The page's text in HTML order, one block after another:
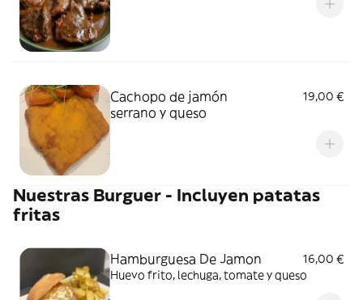
Cachopo de jamón
serrano y queso
19,00 €
Nuestras Burguer - Incluyen patatas
fritas
Hamburguesa De Jamon
16,00 €
Huevo frito, lechuga, tomate y queso